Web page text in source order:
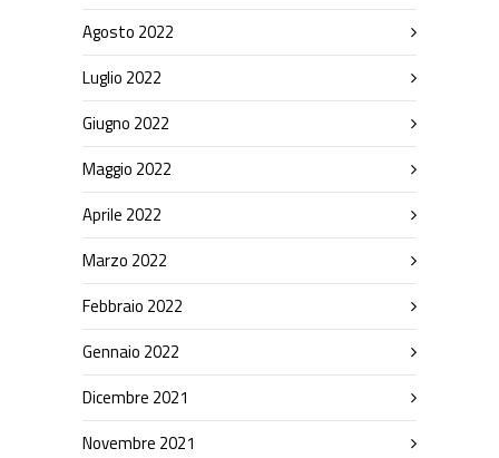
Agosto 2022
Luglio 2022
Giugno 2022
Maggio 2022
Aprile 2022
Marzo 2022
Febbraio 2022
Gennaio 2022
Dicembre 2021
Novembre 2021